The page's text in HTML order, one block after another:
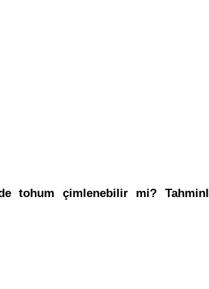
tohum çimlenebilir mi?